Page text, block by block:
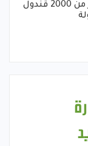
ضبط اكثر من 2000 قندول